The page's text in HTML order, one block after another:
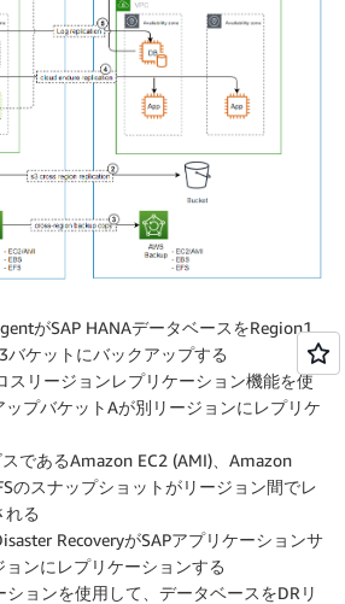
がSAP HANAデータベースをRegion1
バケットにバックアップする
スリージョンレプリケーション機能を使
ップバケットAが別リージョンにレプリケ
であるAmazon EC2 (AMI)、Amazon
のスナップショットがリージョン間でレ
れる
RecoveryがSAPアプリケーションサ
ンにレプリケーションする
ションを使用して、データベースをDRリ